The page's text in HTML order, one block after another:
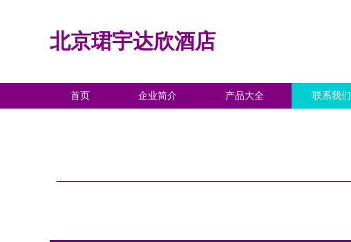
北京珺宇达欣酒店
首页 企业简介 产品大全 联系我们